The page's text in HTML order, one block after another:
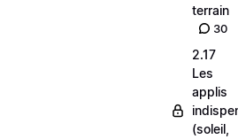
terrain
30
2.17
Les
applis
(soleil,